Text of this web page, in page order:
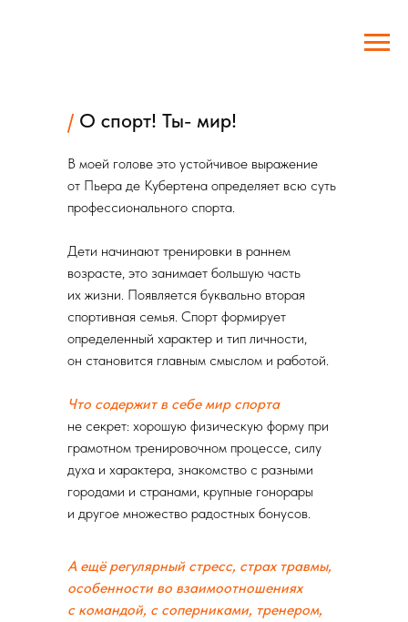
/ О спорт! Ты- мир!
В моей голове это устойчивое выражение
от Пьера де Кубертена определяет всю суть
профессионального спорта.
Дети начинают тренировки в раннем
возрасте, это занимает большую часть
их жизни. Появляется буквально вторая
спортивная семья. Спорт формирует
определенный характер и тип личности,
он становится главным смыслом и работой.
Что содержит в себе мир спорта
не секрет: хорошую физическую форму при
грамотном тренировочном процессе, силу
духа и характера, знакомство с разными
городами и странами, крупные гонорары
и другое множество радостных бонусов.
А ещё регулярный стресс, страх травмы,
особенности во взаимоотношениях
с командой, с соперниками, тренером,